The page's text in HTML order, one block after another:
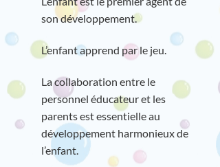
son développement.
L’enfant apprend par le jeu.
La collaboration entre le
personnel éducateur et les
parents est essentielle au
développement harmonieux de
l’enfant.